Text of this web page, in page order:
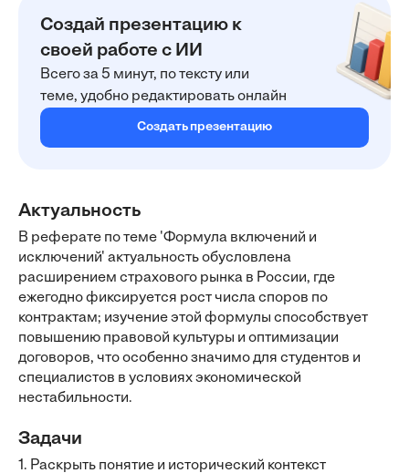
Создай презентацию к
своей работе с ИИ
Всего за 5 минут, по тексту или
теме, удобно редактировать онлайн
Создать презентацию
Актуальность
В реферате по теме 'Формула включений и
исключений' актуальность обусловлена
расширением страхового рынка в России, где
ежегодно фиксируется рост числа споров по
контрактам; изучение этой формулы способствует
повышению правовой культуры и оптимизации
договоров, что особенно значимо для студентов и
специалистов в условиях экономической
нестабильности.
Задачи
1. Раскрыть понятие и исторический контекст